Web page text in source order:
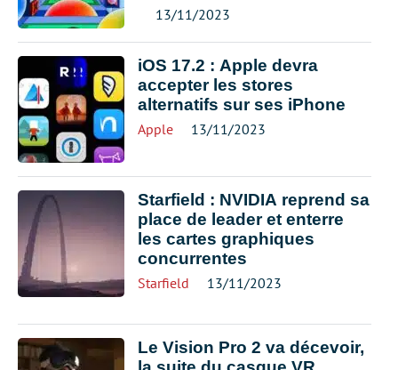
13/11/2023
iOS 17.2 : Apple devra
accepter les stores
alternatifs sur ses iPhone
Apple 13/11/2023
Starfield : NVIDIA reprend sa
place de leader et enterre
les cartes graphiques
concurrentes
Starfield 13/11/2023
Le Vision Pro 2 va décevoir,